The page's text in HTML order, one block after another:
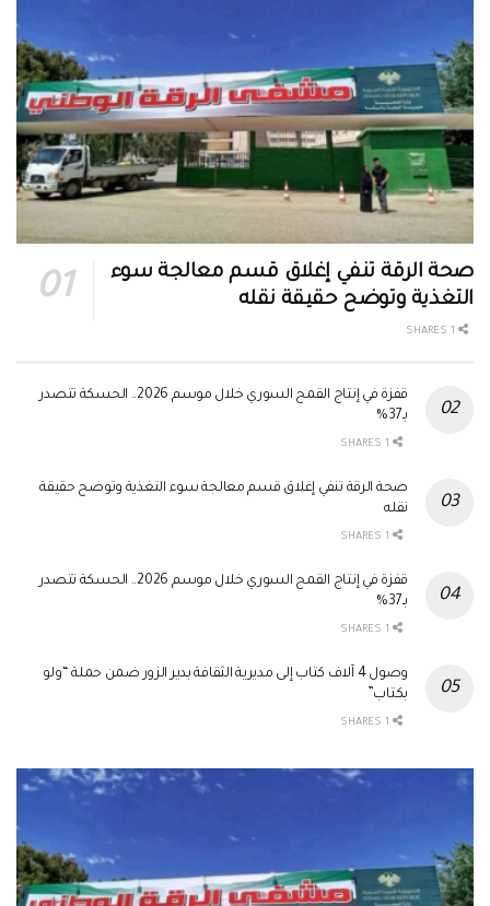
صحة الرقة تنفي إغلاق قسم معالجة سوء
التغذية وتوضح حقيقة نقله
قفزة في إنتاج القمح السوري خلال موسم 2026.. الحسكة تتصدر
بـ37%
صحة الرقة تنفي إغلاق قسم معالجة سوء التغذية وتوضح حقيقة
نقله
قفزة في إنتاج القمح السوري خلال موسم 2026.. الحسكة تتصدر
بـ37%
وصول 4 آلاف كتاب إلى مديرية الثقافة بدير الزور ضمن حملة “ولو
بكتاب”